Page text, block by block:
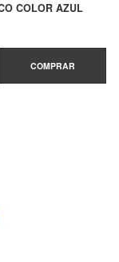
COLOR AZUL
COMPRAR